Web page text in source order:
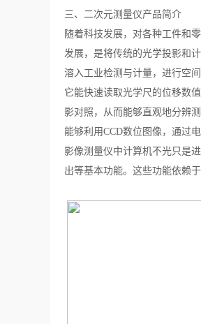
三、二次元测量仪产品简介
随着科技发展，对各种工件和
发展，是将传统的光学投影和
溶入工业检测与计量，进行空
它能快速读取光学尺的位移数
影对照，从而能够直观地分辨
能够利用CCD数位图像，通过
影像测量仪中计算机不光只是
出等基本功能。这些功能依赖